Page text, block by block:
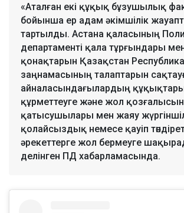
«Аталған екі құқық бұзушылық
бойынша ер адам әкімшілік
тартылды. Астана қаласының
департаменті қала тұрғындары
қонақтарын Қазақстан
заңнамасының талаптарын
айналасындағылардың
құрметтеуге және жол
қатысушылары мен жаяу
қолайсыздық немесе қауіп
әрекеттерге жол бермеуге
делінген ПД хабарламасында.